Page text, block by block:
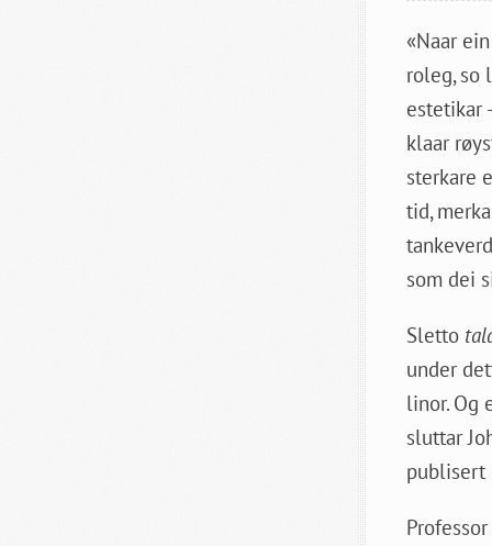
«Naar
roleg, so
estetikar
klaar
sterkare
tid,
som dei
Sletto
under
linor. Og
sluttar
publisert